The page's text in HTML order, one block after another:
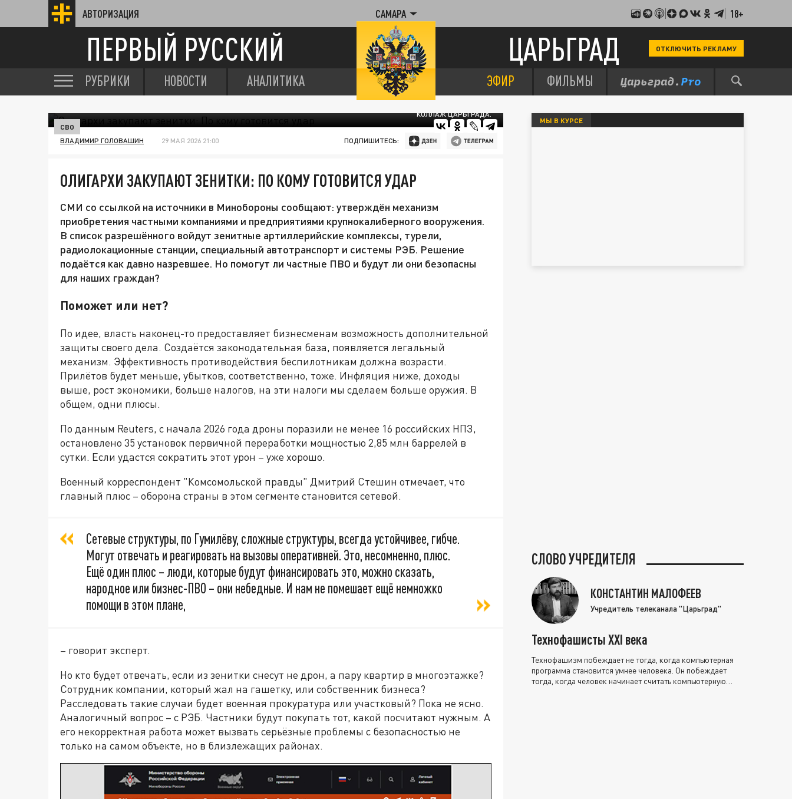
АВТОРИЗАЦИЯ САМАРА 18+
ПЕРВЫЙ РУССКИЙ ЦАРЬГРАД ОТКЛЮЧИТЬ РЕКЛАМУ
РУБРИКИ НОВОСТИ АНАЛИТИКА ЭФИР ФИЛЬМЫ
КОЛЛАЖ ЦАРЬГРАДА.
СВО
ВЛАДИМИР ГОЛОВАШИН 29 МАЯ 2026 21:00 ПОДПИШИТЕСЬ:
ОЛИГАРХИ ЗАКУПАЮТ ЗЕНИТКИ: ПО КОМУ ГОТОВИТСЯ УДАР
СМИ со ссылкой на источники в Минобороны сообщают: утверждён механизм
приобретения частными компаниями и предприятиями крупнокалиберного вооружения.
В список разрешённого войдут зенитные артиллерийские комплексы, турели,
радиолокационные станции, специальный автотранспорт и системы РЭБ. Решение
подаётся как давно назревшее. Но помогут ли частные ПВО и будут ли они безопасны
для наших граждан?
Поможет или нет?
По идее, власть наконец-то предоставляет бизнесменам возможность дополнительной
защиты своего дела. Создаётся законодательная база, появляется легальный
механизм. Эффективность противодействия беспилотникам должна возрасти.
Прилётов будет меньше, убытков, соответственно, тоже. Инфляция ниже, доходы
выше, рост экономики, больше налогов, на эти налоги мы сделаем больше оружия. В
общем, одни плюсы.
По данным Reuters, с начала 2026 года дроны поразили не менее 16 российских НПЗ,
остановлено 35 установок первичной переработки мощностью 2,85 млн баррелей в
сутки. Если удастся сократить этот урон – уже хорошо.
Военный корреспондент "Комсомольской правды" Дмитрий Стешин отмечает, что
главный плюс – оборона страны в этом сегменте становится сетевой.
Сетевые структуры, по Гумилёву, сложные структуры, всегда устойчивее, гибче.
Могут отвечать и реагировать на вызовы оперативней. Это, несомненно, плюс.
Ещё один плюс – люди, которые будут финансировать это, можно сказать,
народное или бизнес-ПВО – они небедные. И нам не помешает ещё немножко
помощи в этом плане,
– говорит эксперт.
Но кто будет отвечать, если из зенитки снесут не дрон, а пару квартир в многоэтажке?
Сотрудник компании, который жал на гашетку, или собственник бизнеса?
Расследовать такие случаи будет военная прокуратура или участковый? Пока не ясно.
Аналогичный вопрос – с РЭБ. Частники будут покупать тот, какой посчитают нужным. А
его некорректная работа может вызвать серьёзные проблемы с безопасностью не
только на самом объекте, но в близлежащих районах.
МЫ В КУРСЕ
СЛОВО УЧРЕДИТЕЛЯ
КОНСТАНТИН МАЛОФЕЕВ
Учредитель телеканала "Царьград"
Технофашисты XXI века
Технофашизм побеждает не тогда, когда компьютерная
программа становится умнее человека. Он побеждает
тогда, когда человек начинает считать компьютерную